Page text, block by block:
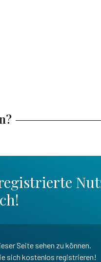
Seite sehen zu können.
sich kostenlos registrieren!